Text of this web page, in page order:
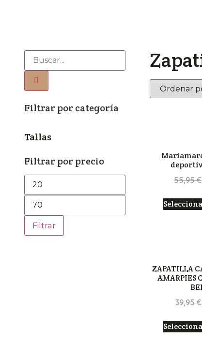
Filtrar por categoría
Tallas
Filtrar por precio
Filtrar
55,95€
ZAPATILLA
AMARPIES
39,95€